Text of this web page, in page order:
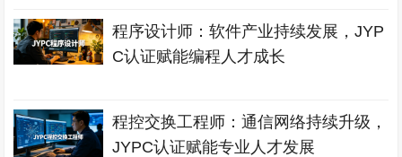
程序设计师：软件产业持续发展，JYP
C认证赋能编程人才成长
程控交换工程师：通信网络持续升级，
JYPC认证赋能专业人才发展